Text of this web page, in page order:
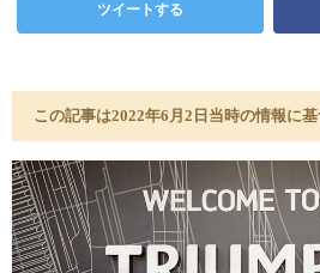
ツイートする
この記事は2022年6月2日当時の情報に基